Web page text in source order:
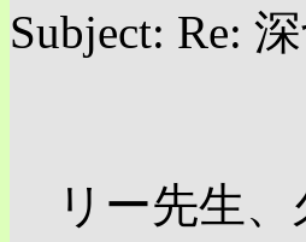
Subject: Re:
リー先生、